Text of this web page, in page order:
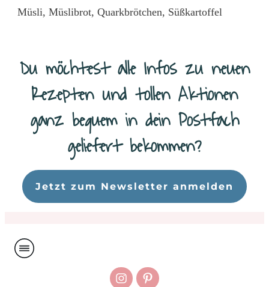
Müsli, Müslibrot, Quarkbrötchen, Süßkartoffel
Du möchtest alle Infos zu neuen
Rezepten und tollen Aktionen
ganz bequem in dein Postfach
geliefert bekommen?
Jetzt zum Newsletter anmelden